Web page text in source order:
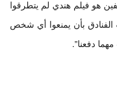
هو فيلم هندي لم يتطرقوا
بأن يمنعوا أي شخص
دفعنا”.